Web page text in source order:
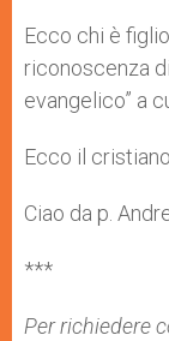
Ecco chi è
riconoscenza
evangelico” a
Ecco il
Ciao da p.
***
Per richiedere